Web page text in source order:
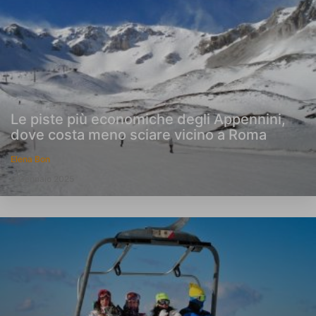
Le piste più economiche degli Appennini,
dove costa meno sciare vicino a Roma
Elena Bon